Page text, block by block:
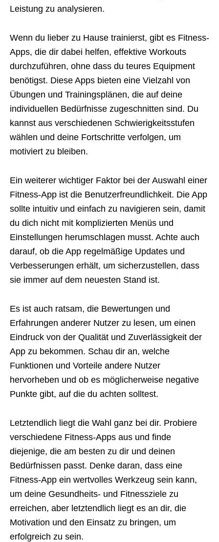
Leistung zu analysieren.
Wenn du lieber zu Hause trainierst, gibt es Fitness-
Apps, die dir dabei helfen, effektive Workouts
durchzuführen, ohne dass du teures Equipment
benötigst. Diese Apps bieten eine Vielzahl von
Übungen und Trainingsplänen, die auf deine
individuellen Bedürfnisse zugeschnitten sind. Du
kannst aus verschiedenen Schwierigkeitsstufen
wählen und deine Fortschritte verfolgen, um
motiviert zu bleiben.
Ein weiterer wichtiger Faktor bei der Auswahl einer
Fitness-App ist die Benutzerfreundlichkeit. Die App
sollte intuitiv und einfach zu navigieren sein, damit
du dich nicht mit komplizierten Menüs und
Einstellungen herumschlagen musst. Achte auch
darauf, ob die App regelmäßige Updates und
Verbesserungen erhält, um sicherzustellen, dass
sie immer auf dem neuesten Stand ist.
Es ist auch ratsam, die Bewertungen und
Erfahrungen anderer Nutzer zu lesen, um einen
Eindruck von der Qualität und Zuverlässigkeit der
App zu bekommen. Schau dir an, welche
Funktionen und Vorteile andere Nutzer
hervorheben und ob es möglicherweise negative
Punkte gibt, auf die du achten solltest.
Letztendlich liegt die Wahl ganz bei dir. Probiere
verschiedene Fitness-Apps aus und finde
diejenige, die am besten zu dir und deinen
Bedürfnissen passt. Denke daran, dass eine
Fitness-App ein wertvolles Werkzeug sein kann,
um deine Gesundheits- und Fitnessziele zu
erreichen, aber letztendlich liegt es an dir, die
Motivation und den Einsatz zu bringen, um
erfolgreich zu sein.